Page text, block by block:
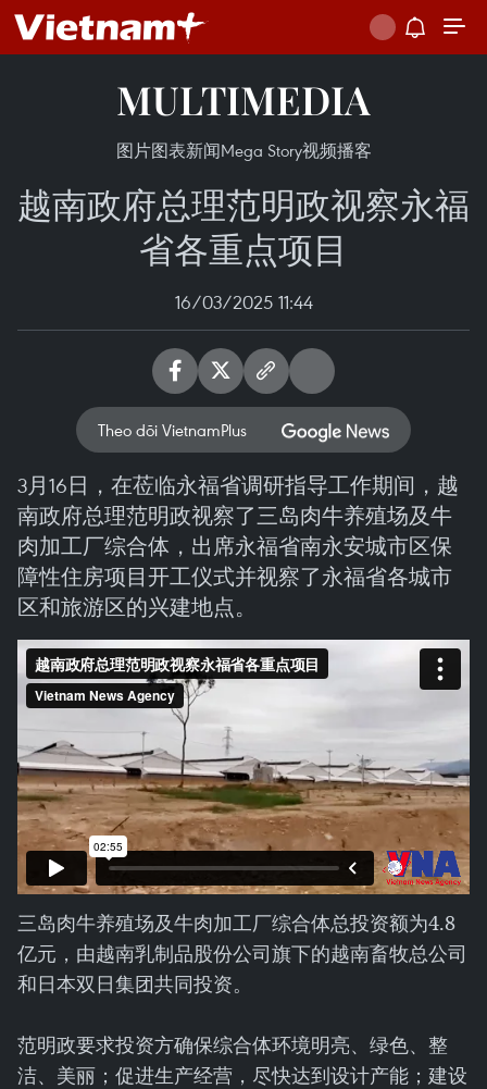
MULTIMEDIA
图片图表新闻Mega Story视频播客
越南政府总理范明政视察永福
省各重点项目
16/03/2025 11:44
Theo dõi VietnamPlus
3月16日，在莅临永福省调研指导工作期间，越
南政府总理范明政视察了三岛肉牛养殖场及牛
肉加工厂综合体，出席永福省南永安城市区保
障性住房项目开工仪式并视察了永福省各城市
区和旅游区的兴建地点。
三岛肉牛养殖场及牛肉加工厂综合体总投资额为4.8
亿元，由越南乳制品股份公司旗下的越南畜牧总公司
和日本双日集团共同投资。
范明政要求投资方确保综合体环境明亮、绿色、整
洁、美丽；促进生产经营，尽快达到设计产能；建设